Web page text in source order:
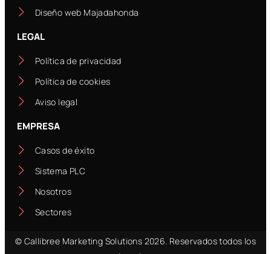
Diseño web Majadahonda
LEGAL
Política de privacidad
Política de cookies
Aviso legal
EMPRESA
Casos de éxito
Sistema PLC
Nosotros
Sectores
© Callibree Marketing Solutions 2026. Reservados todos los